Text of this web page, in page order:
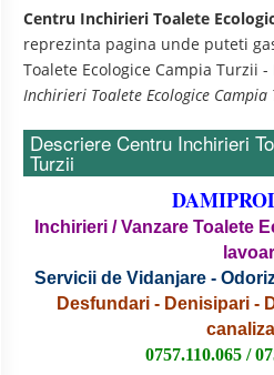
Centru Inchirieri Toalete
reprezinta pagina unde puteti
Toalete Ecologice Campia Turzii -
Inchirieri Toalete Ecologice Campia
Descriere Centru Inchirieri
Turzii
Inchirieri / Vanzare Toalete
lavoar
Servicii de Vidanjare -
Desfundari - Denisipari -
0757.110.065 /